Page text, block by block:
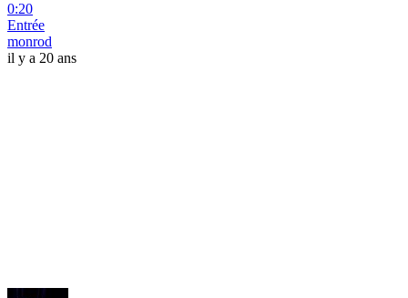
0:20
Entrée
monrod
il y a 20 ans